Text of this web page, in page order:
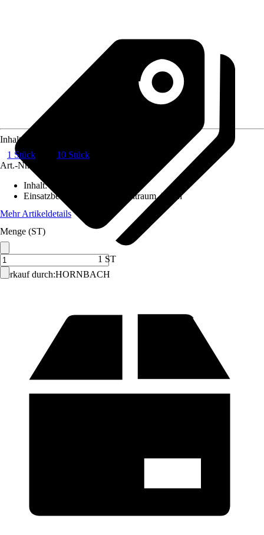
Verkauf durch:HORNBACH
Inhalt
1 Stück
10 Stück
Art.-Nr.
Inhalt:
Einsatzbereich
Außen, Feuchtraum, Innen
Mehr Artikeldetails
Menge (ST)
1 ST